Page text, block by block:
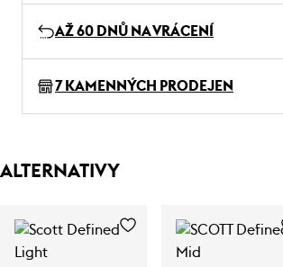
AŽ 60 DNŮ NA VRÁCENÍ
7 KAMENNÝCH PRODEJEN
ALTERNATIVY